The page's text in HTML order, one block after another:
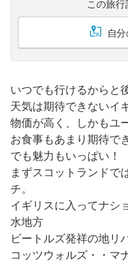
この旅
自
いつでも行けるからと
天気は期待できないイ
物価が高く、しかもユ
お食事もあまり期待で
でも魅力もいっぱい！
まずスコットランドで
チ。
イギリスに入ってナシ
水地方
ビートルズ発祥の地リ
コッツウォルズ・・マ